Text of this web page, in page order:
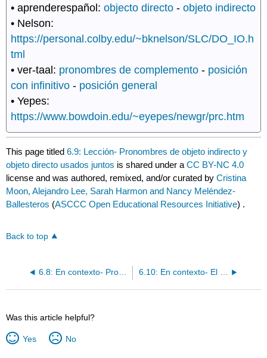
• aprenderespañol:objecto directo -objeto indirecto
• Nelson:
https://personal.colby.edu/~bknelson/SLC/DO_IO.h
tml
• ver-taal: pronombres de complemento - posición
con infinitivo - posición general
• Yepes:
https://www.bowdoin.edu/~eyepes/newgr/prc.htm
This page titled6.9: Lección- Pronombres de objeto indirecto y
objeto directo usados juntos is shared under aCC BY-NC 4.0
license and was authored, remixed, and/or curated byCristina
Moon, Alejandro Lee, Sarah Harmon and Nancy Meléndez-
Ballesteros (ASCCC Open Educational Resources Initiative) .
Back to top
6.8: En contexto- Pronombres de objeto indirecto y objeto directo usados juntos
Was this article helpful?
Yes No